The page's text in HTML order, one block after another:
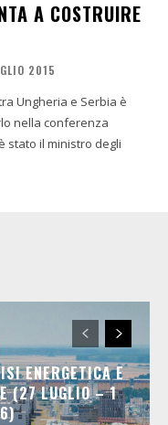
A COSTRUIRE
2015
Ungheria e Serbia è
nella conferenza
stato il ministro degli
ENERGETICA E
(27 LUGLIO – 1